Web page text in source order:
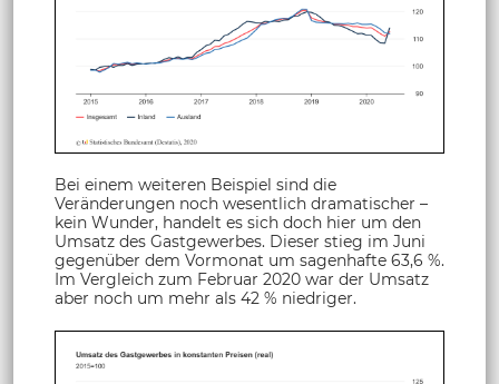
Bei einem weiteren Beispiel sind die
Veränderungen noch wesentlich dramatischer –
kein Wunder, handelt es sich doch hier um den
Umsatz des Gastgewerbes. Dieser stieg im Juni
gegenüber dem Vormonat um sagenhafte 63,6 %.
Im Vergleich zum Februar 2020 war der Umsatz
aber noch um mehr als 42 % niedriger.